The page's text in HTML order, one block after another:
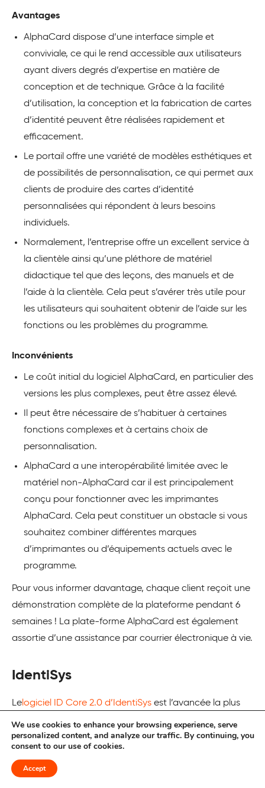
Avantages
AlphaCard dispose d’une interface simple et
conviviale, ce qui le rend accessible aux utilisateurs
ayant divers degrés d’expertise en matière de
conception et de technique. Grâce à la facilité
d’utilisation, la conception et la fabrication de cartes
d’identité peuvent être réalisées rapidement et
efficacement.
Le portail offre une variété de modèles esthétiques et
de possibilités de personnalisation, ce qui permet aux
clients de produire des cartes d’identité
personnalisées qui répondent à leurs besoins
individuels.
Normalement, l’entreprise offre un excellent service à
la clientèle ainsi qu’une pléthore de matériel
didactique tel que des leçons, des manuels et de
l’aide à la clientèle. Cela peut s’avérer très utile pour
les utilisateurs qui souhaitent obtenir de l’aide sur les
fonctions ou les problèmes du programme.
Inconvénients
Le coût initial du logiciel AlphaCard, en particulier des
versions les plus complexes, peut être assez élevé.
Il peut être nécessaire de s’habituer à certaines
fonctions complexes et à certains choix de
personnalisation.
AlphaCard a une interopérabilité limitée avec le
matériel non-AlphaCard car il est principalement
conçu pour fonctionner avec les imprimantes
AlphaCard. Cela peut constituer un obstacle si vous
souhaitez combiner différentes marques
d’imprimantes ou d’équipements actuels avec le
programme.
Pour vous informer davantage, chaque client reçoit une
démonstration complète de la plateforme pendant 6
semaines ! La plate-forme AlphaCard est également
assortie d’une assistance par courrier électronique à vie.
IdentiSys
Lelogiciel ID Core 2.0 d’IdentiSys est l’avancée la plus
récente en matière de conception et de fabrication de
cartes d’identité sécurisées. Les modèles ID Core 2.0
d’entreprise avec des capacités inégalées – CS-102,
We use cookies to enhance your browsing experience, serve
personalized content, and analyze our traffic. By continuing, you
consent to our use of cookies.
Accept